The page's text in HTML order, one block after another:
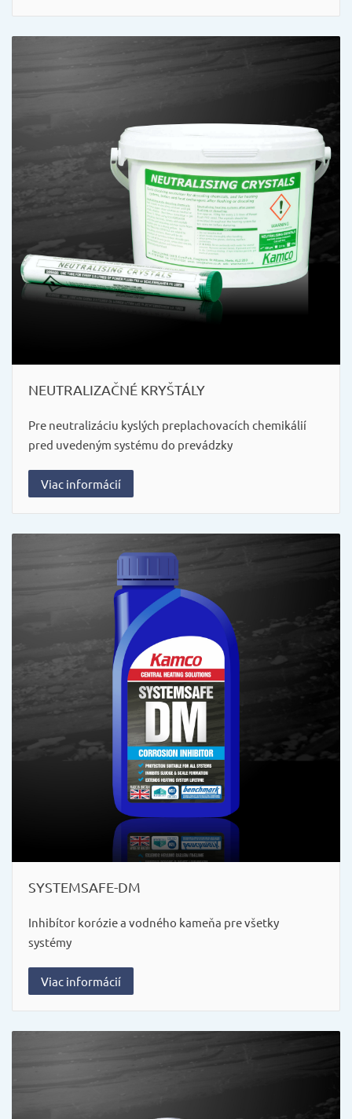
NEUTRALIZAČNÉ KRYŠTÁLY
Pre neutralizáciu kyslých preplachovacích chemikálií
pred uvedeným systému do prevádzky
Viac informácií
SYSTEMSAFE-DM
Inhibítor korózie a vodného kameňa pre všetky
systémy
Viac informácií